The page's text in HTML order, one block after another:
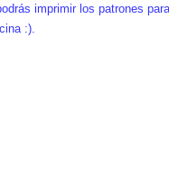
imprimir los patrones
:).